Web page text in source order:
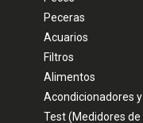
Peceras
Acuarios
Filtros
Alimentos
Acondicionadores
Test (Medidores